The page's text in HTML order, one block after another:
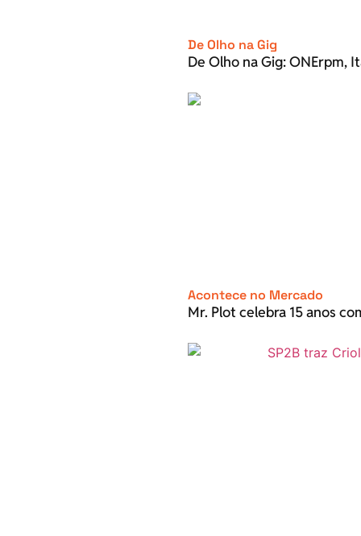
De Olho na Gig
De Olho na Gig: ONErpm,
Acontece no Mercado
Mr. Plot celebra 15 anos